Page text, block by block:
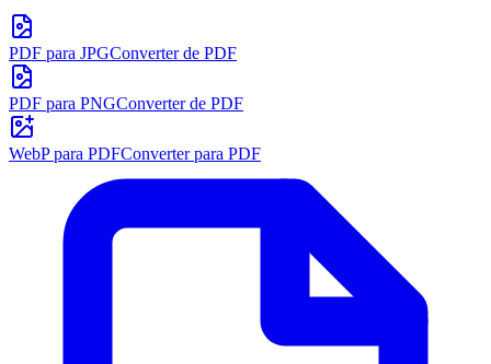
PDF para JPGConverter de PDF
PDF para PNGConverter de PDF
WebP para PDFConverter para PDF